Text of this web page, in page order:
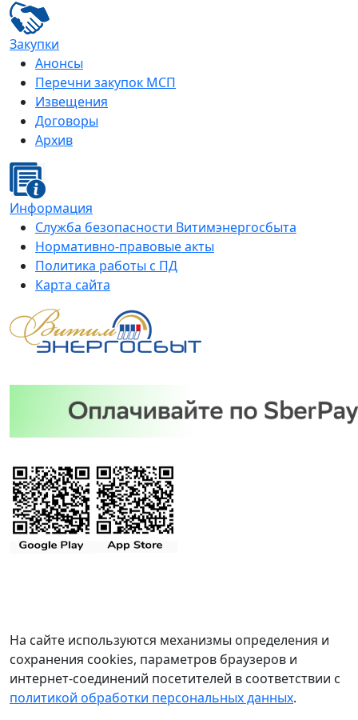
Закупки
Анонсы
Перечни закупок МСП
Извещения
Договоры
Архив
Информация
Служба безопасности Витимэнергосбыта
Нормативно-правовые акты
Политика работы с ПД
Карта сайта
На сайте используются механизмы определения и
сохранения cookies, параметров браузеров и
интернет-соединений посетителей в соответствии с
политикой обработки персональных данных.